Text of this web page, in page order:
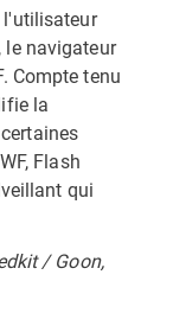
l'utilisateur
le navigateur
Compte tenu
la
Flash
qui
/ Goon,